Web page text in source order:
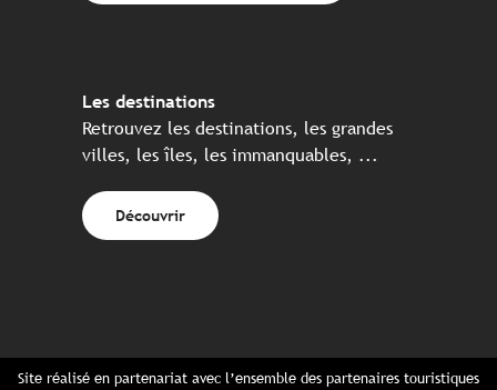
Les destinations
Retrouvez les destinations, les grandes
villes, les îles, les immanquables, ...
Découvrir
Site réalisé en partenariat avec l’ensemble des partenaires touristiques